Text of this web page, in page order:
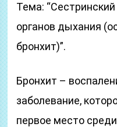
Тема:
органов дыхания
бронхит)”.
Бронхит –
заболевание,
первое место